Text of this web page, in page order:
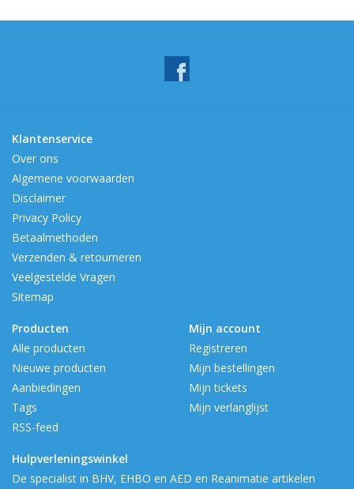
Klantenservice
Over ons
Algemene voorwaarden
Disclaimer
Privacy Policy
Betaalmethoden
Verzenden & retourneren
Veelgestelde Vragen
Sitemap
Producten
Alle producten
Nieuwe producten
Aanbiedingen
Tags
RSS-feed
Mijn account
Registreren
Mijn bestellingen
Mijn tickets
Mijn verlanglijst
Hulpverleningswinkel
De specialist in BHV, EHBO en AED en Reanimatie artikelen